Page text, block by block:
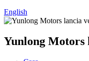
English
Yunlong Motors